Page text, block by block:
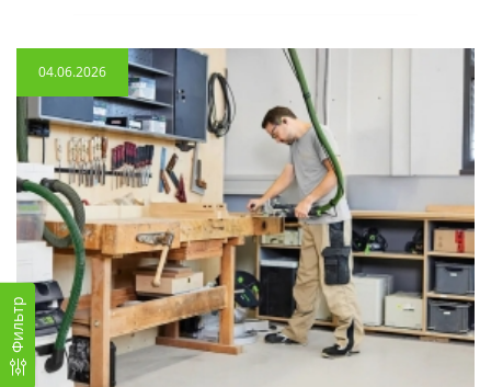
Фильтр
04.06.2026